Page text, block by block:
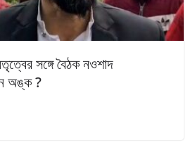
সঙ্গে বৈঠক নওশাদ
অঙ্ক ?